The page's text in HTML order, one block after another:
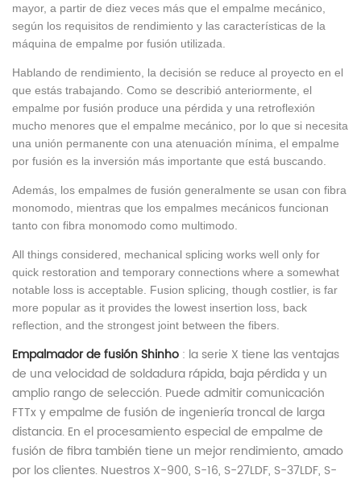
mayor, a partir de diez veces más que el empalme mecánico,
según los requisitos de rendimiento y las características de la
máquina de empalme por fusión utilizada.
Hablando de rendimiento, la decisión se reduce al proyecto en el
que estás trabajando. Como se describió anteriormente, el
empalme por fusión produce una pérdida y una retroflexión
mucho menores que el empalme mecánico, por lo que si necesita
una unión permanente con una atenuación mínima, el empalme
por fusión es la inversión más importante que está buscando.
Además, los empalmes de fusión generalmente se usan con fibra
monomodo, mientras que los empalmes mecánicos funcionan
tanto con fibra monomodo como multimodo.
All things considered, mechanical splicing works well only for
quick restoration and temporary connections where a somewhat
notable loss is acceptable. Fusion splicing, though costlier, is far
more popular as it provides the lowest insertion loss, back
reflection, and the strongest joint between the fibers.
Empalmador de fusión Shinho : la serie X tiene las ventajas
de una velocidad de soldadura rápida, baja pérdida y un
amplio rango de selección. Puede admitir comunicación
FTTx y empalme de fusión de ingeniería troncal de larga
distancia. En el procesamiento especial de empalme de
fusión de fibra también tiene un mejor rendimiento, amado
por los clientes. Nuestros X-900, S-16, S-27LDF, S-37LDF, S-